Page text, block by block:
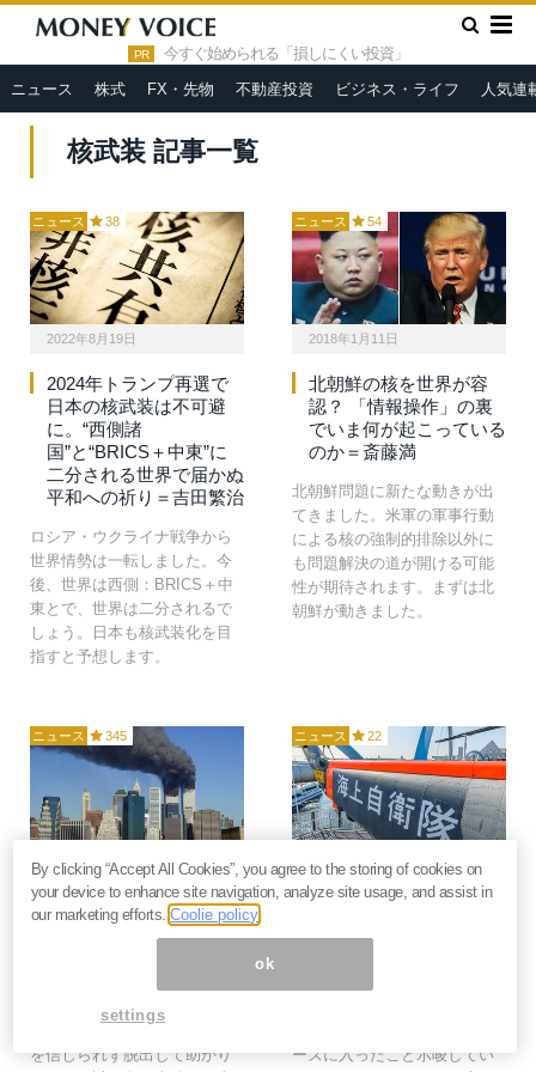
PR 今すぐ始められる「損しにくい投資」
ニュース 株式 FX・先物 不動産投資 ビジネス・ライフ 人気連
HOME » 核武装
核武装 記事一覧
ニュース 38
2022年8月19日
2024年トランプ再選で
日本の核武装は不可避
に。“西側諸
国”と“BRICS＋中東”に
二分される世界で届かぬ
平和への祈り＝吉田繁治
ロシア・ウクライナ戦争から
世界情勢は一転しました。今
後、世界は西側：BRICS＋中
東とで、世界は二分されるで
しょう。日本も核武装化を目
指すと予想します。
ニュース 54
2018年1月11日
北朝鮮の核を世界が容
認？ 「情報操作」の裏
でいま何が起こっている
のか＝斎藤満
北朝鮮問題に新たな動きが出
てきました。米軍の軍事行動
による核の強制的排除以外に
も問題解決の道が開ける可能
性が期待されます。まずは北
朝鮮が動きました。
ニュース 345
911から16年。仕組まれ
た国アメリカは「日本の
核武装」に舵を切るか？
私は9.11テロで「ビルの中に
いた方が安全」との館内放送
を信じられず脱出して助かり
ニュース 22
北朝鮮と対峙する日本に
敵基地反撃能力か？＝三
ーズに入ったこと示唆してい
By clicking “Accept All Cookies”, you agree to the storing of cookies on
your device to enhance site navigation, analyze site usage, and assist in
our marketing efforts.Coolie policy
ok
settings